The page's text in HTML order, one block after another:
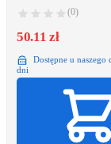
(0)
50.11 zł
Dostępne u naszego
dni